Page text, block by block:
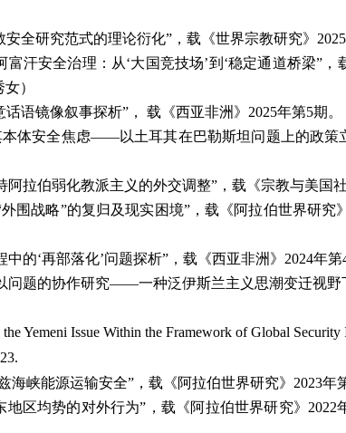
全研究范式的理论衍化”，载《世界宗教研究》 2025
汗安全治理：从‘大国竞技场’到‘稳定通道桥梁”，
）
语镜像叙事探析”， 载《西亚非洲》 2025年第5期。
体安全焦虑——以土耳其在巴勒斯坦问题上的政策
阿拉伯弱化教派主义的外交调整”，载《宗教与美国
外围战略”的复归及现实困境”，载《阿拉伯世界研究》
的‘再部落化’问题探析”，载《西亚非洲》 2024年第
问题的协作研究——一种泛伊斯兰主义思潮变迁视野
Yemeni Issue Within the Framework of Global
海峡能源运输安全”，载《阿拉伯世界研究》 2023年
区均势的对外行为”，载《阿拉伯世界研究》 2022